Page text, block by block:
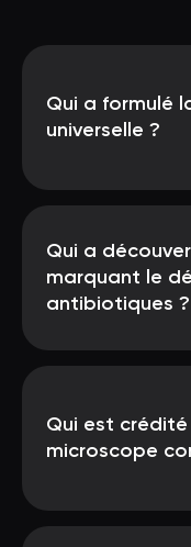
Qui a formulé
universelle ?
Qui a
marquant le
antibiotiques ?
Qui est crédité
microscope